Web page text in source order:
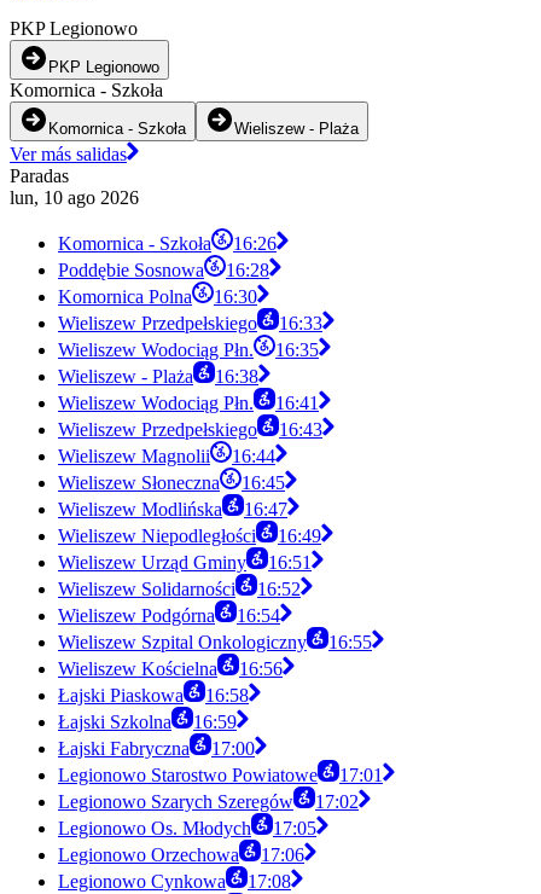
PKP Legionowo
PKP Legionowo
Komornica - Szkoła
Komornica - Szkoła Wieliszew - Plaża
Ver más salidas
Paradas
lun, 10 ago 2026
Komornica - Szkoła
16:26
Poddębie Sosnowa
16:28
Komornica Polna
16:30
Wieliszew Przedpełskiego
16:33
Wieliszew Wodociąg Płn.
16:35
Wieliszew - Plaża
16:38
Wieliszew Wodociąg Płn.
16:41
Wieliszew Przedpełskiego
16:43
Wieliszew Magnolii
16:44
Wieliszew Słoneczna
16:45
Wieliszew Modlińska
16:47
Wieliszew Niepodległości
16:49
Wieliszew Urząd Gminy
16:51
Wieliszew Solidarności
16:52
Wieliszew Podgórna
16:54
Wieliszew Szpital Onkologiczny
16:55
Wieliszew Kościelna
16:56
Łajski Piaskowa
16:58
Łajski Szkolna
16:59
Łajski Fabryczna
17:00
Legionowo Starostwo Powiatowe
17:01
Legionowo Szarych Szeregów
17:02
Legionowo Os. Młodych
17:05
Legionowo Orzechowa
17:06
Legionowo Cynkowa
17:08